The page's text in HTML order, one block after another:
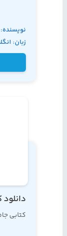
Zehoo
زبان:
کتابی